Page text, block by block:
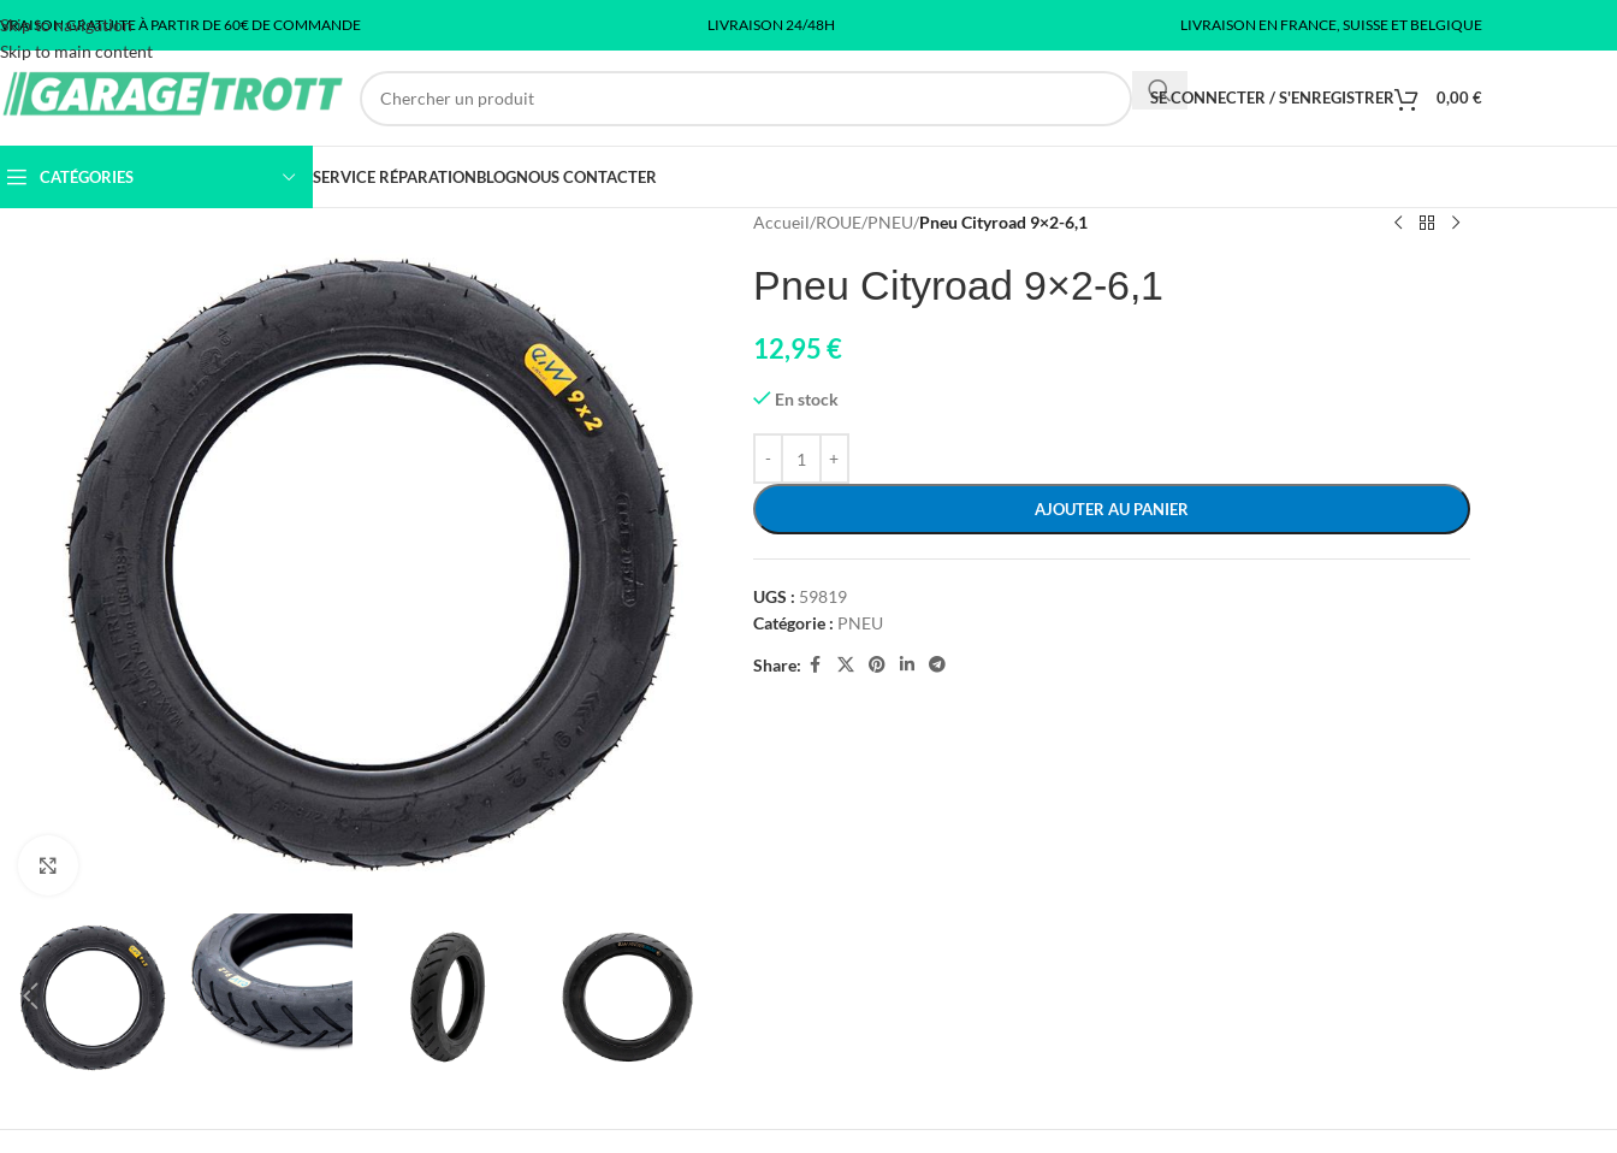
Skip to navigation
Skip to main content
GRATUITE À PARTIR DE 60€ DE COMMANDE LIVRAISON 24/48H LIVRAISON EN FRANCE, SUISSE ET BELGIQUE
SE CONNECTER / S'ENREGISTRER 0,00€
CATÉGORIES SERVICE RÉPARATIONBLOGNOUS CONTACTER
Accueil/ROUE/PNEU/Pneu Cityroad 9×2-6,1
Pneu Cityroad 9×2-6,1
12,95€
En stock
AJOUTER AU PANIER
UGS : 59819
Catégorie : PNEU
Share: